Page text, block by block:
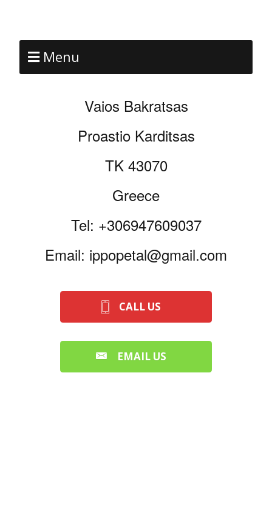
Menu
Vaios Bakratsas
Proastio Karditsas
TK 43070
Greece
Tel: +306947609037
Email: ippopetal@gmail.com
CALL US
EMAIL US